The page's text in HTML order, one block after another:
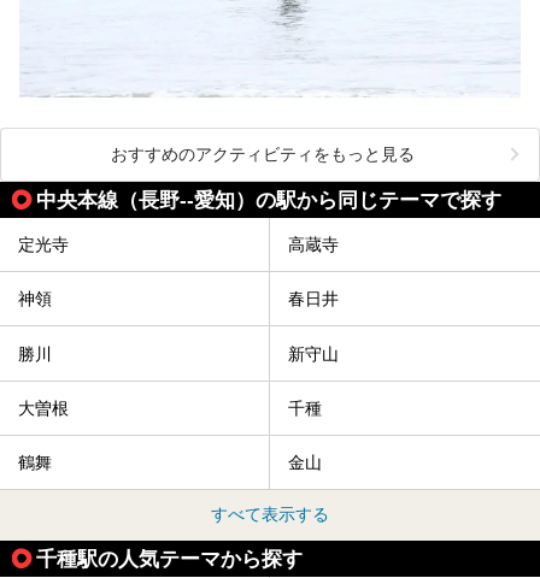
おすすめのアクティビティをもっと見る
中央本線（長野--愛知）の駅から同じテーマで探す
定光寺 高蔵寺
神領 春日井
勝川 新守山
大曽根 千種
鶴舞 金山
すべて表示する
千種駅の人気テーマから探す